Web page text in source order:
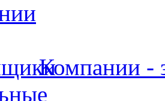
Компании -